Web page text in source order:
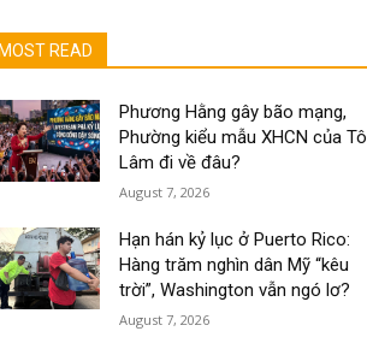
MOST READ
Phương Hằng gây bão mạng,
Phường kiểu mẫu XHCN của Tô
Lâm đi về đâu?
August 7, 2026
Hạn hán kỷ lục ở Puerto Rico:
Hàng trăm nghìn dân Mỹ “kêu
trời”, Washington vẫn ngó lơ?
August 7, 2026